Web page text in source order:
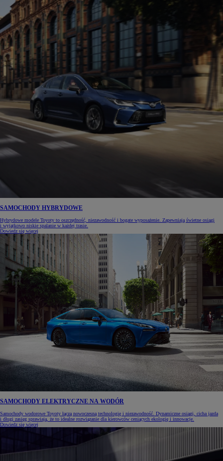
SAMOCHODY HYBRYDOWE
Hybrydowe modele Toyoty to oszczędność, niezawodność i bogate wyposażenie. Zapewniają świetne osiągi
i wyjątkowo niskie spalanie w każdej trasie.
Dowiedz się więcej
SAMOCHODY ELEKTRYCZNE NA WODÓR
Samochody wodorowe Toyoty łączą nowoczesną technologię i niezawodność. Dynamiczne osiągi, cicha jazda
i długi zasięg sprawiają, że to idealne rozwiązanie dla kierowców ceniących ekologię i innowacje.
Dowiedz się więcej